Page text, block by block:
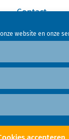
website en onze
Contact
(EU)
Forum